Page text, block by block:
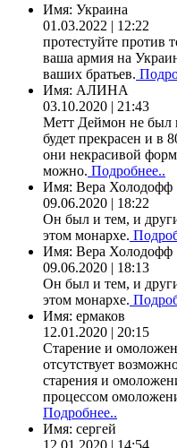
Имя: Украина
01.03.2022 | 12:22
протестуйте против
ваша армия на
ваших братьев.
Имя: АЛИНА
03.10.2020 | 21:43
Метт Деймон не был
будет прекрасен и в
они некрасивой
можно. Подробнее..
Имя: Вера Холодофф
09.06.2020 | 18:22
Он был и тем, и
этом монархе.
Имя: Вера Холодофф
09.06.2020 | 18:13
Он был и тем, и
этом монархе.
Имя: ермаков
12.01.2020 | 20:15
Старение и
отсутствует
старения и
процессом
Подробнее..
Имя: сергей
12.01.2020 | 14:54